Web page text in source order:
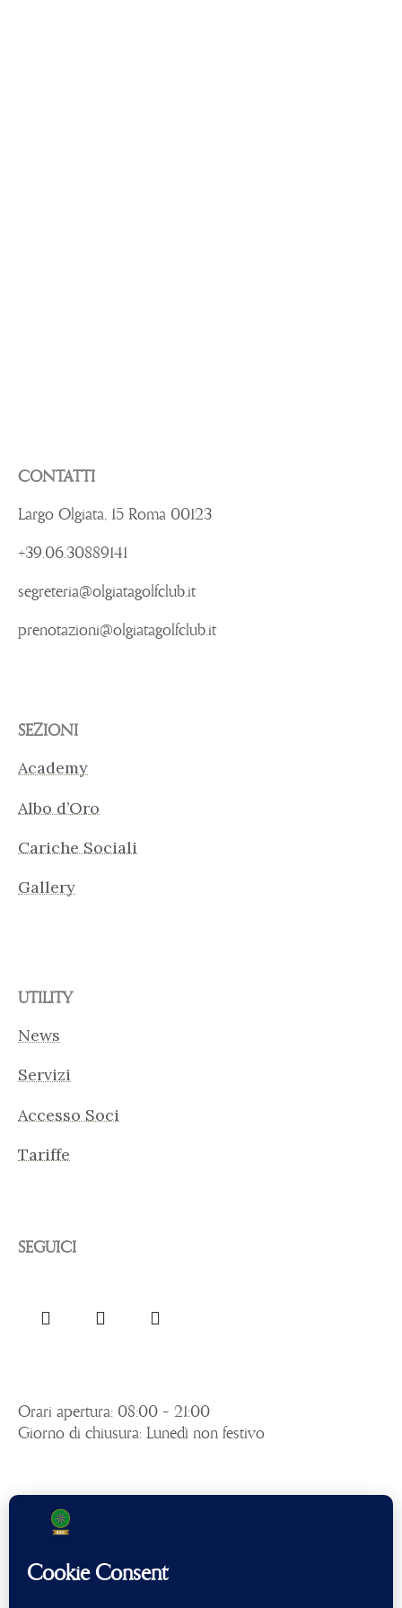
CONTATTI
Largo Olgiata, 15 Roma 00123
+39.06.30889141
segreteria@olgiatagolfclub.it
prenotazioni@olgiatagolfclub.it
SEZIONI
Academy
Albo d’Oro
Cariche Sociali
Gallery
UTILITY
News
Servizi
Accesso Soci
Tariffe
SEGUICI
Orari apertura: 08:00 – 21:00
Giorno di chiusura: Lunedì non festivo